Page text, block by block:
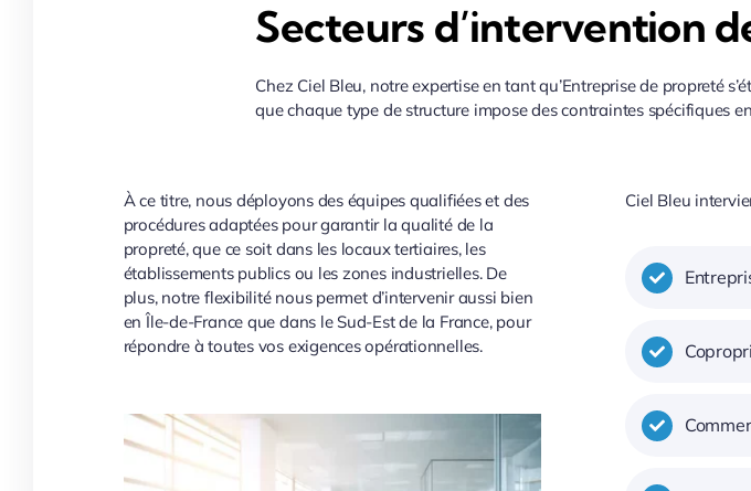
Secteurs d’intervention
Chez Ciel Bleu, notre expertise en tant qu’Entreprise de propreté
que chaque type de structure impose des contraintes spécifiques
À ce titre, nous déployons des équipes qualifiées et des
procédures adaptées pour garantir la qualité de la
propreté, que ce soit dans les locaux tertiaires, les
établissements publics ou les zones industrielles. De
plus, notre flexibilité nous permet d’intervenir aussi bien
en Île-de-France que dans le Sud-Est de la France, pour
répondre à toutes vos exigences opérationnelles.
Ciel Bleu